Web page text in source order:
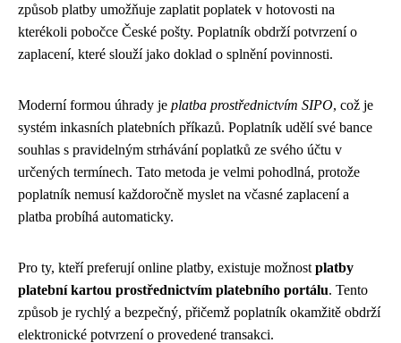
způsob platby umožňuje zaplatit poplatek v hotovosti na
kterékoli pobočce České pošty. Poplatník obdrží potvrzení o
zaplacení, které slouží jako doklad o splnění povinnosti.
Moderní formou úhrady je platba prostřednictvím SIPO, což je
systém inkasních platebních příkazů. Poplatník udělí své bance
souhlas s pravidelným strhávání poplatků ze svého účtu v
určených termínech. Tato metoda je velmi pohodlná, protože
poplatník nemusí každoročně myslet na včasné zaplacení a
platba probíhá automaticky.
Pro ty, kteří preferují online platby, existuje možnost platby
platební kartou prostřednictvím platebního portálu. Tento
způsob je rychlý a bezpečný, přičemž poplatník okamžitě obdrží
elektronické potvrzení o provedené transakci.